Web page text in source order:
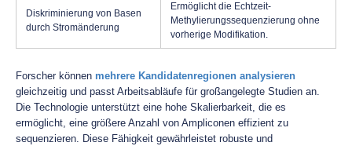
Diskriminierung von Basen
durch Stromänderung
Ermöglicht die Echtzeit-
Methylierungssequenzierung ohne
vorherige Modifikation.
Forscher können mehrere Kandidatenregionen analysieren
gleichzeitig und passt Arbeitsabläufe für großangelegte Studien an.
Die Technologie unterstützt eine hohe Skalierbarkeit, die es
ermöglicht, eine größere Anzahl von Ampliconen effizient zu
sequenzieren. Diese Fähigkeit gewährleistet robuste und